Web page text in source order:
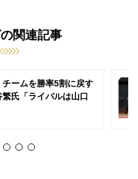
関連記事
チームを勝率5割に戻す
氏「ライバルは山口